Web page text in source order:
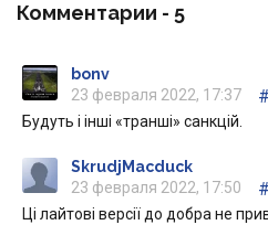
Комментарии - 5
bonv
23 февраля 2022, 17:37
#
Будуть і інші «транші» санкцій.
SkrudjMacduck
23 февраля 2022, 17:50
#
Ці лайтові версії до добра не